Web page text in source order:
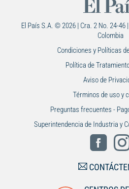
El País S.A. © 2026 | Cra. 2 No. 24-46
Colombia
Condiciones y Políticas
Política de
Aviso de
Términos de uso y
Preguntas frecuentes -
Superintendencia de Industria y